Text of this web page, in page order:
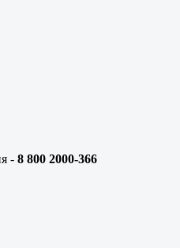
- 8 800 2000-366